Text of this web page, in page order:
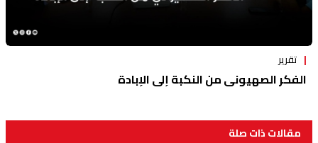
تقرير
الفكر الصهيوني من النكبة إلى الإبادة
مقالات ذات صلة